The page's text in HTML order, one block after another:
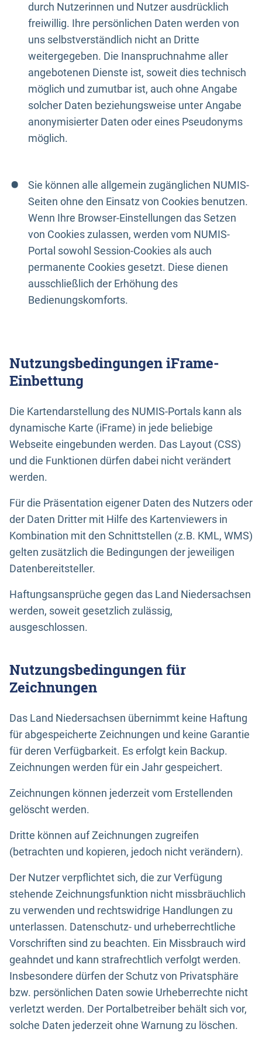
durch Nutzerinnen und Nutzer ausdrücklich
freiwillig. Ihre persönlichen Daten werden von
uns selbstverständlich nicht an Dritte
weitergegeben. Die Inanspruchnahme aller
angebotenen Dienste ist, soweit dies technisch
möglich und zumutbar ist, auch ohne Angabe
solcher Daten beziehungsweise unter Angabe
anonymisierter Daten oder eines Pseudonyms
möglich.
Sie können alle allgemein zugänglichen NUMIS-
Seiten ohne den Einsatz von Cookies benutzen.
Wenn Ihre Browser-Einstellungen das Setzen
von Cookies zulassen, werden vom NUMIS-
Portal sowohl Session-Cookies als auch
permanente Cookies gesetzt. Diese dienen
ausschließlich der Erhöhung des
Bedienungskomforts.
Nutzungsbedingungen iFrame-
Einbettung
Die Kartendarstellung des NUMIS-Portals kann als
dynamische Karte (iFrame) in jede beliebige
Webseite eingebunden werden. Das Layout (CSS)
und die Funktionen dürfen dabei nicht verändert
werden.
Für die Präsentation eigener Daten des Nutzers oder
der Daten Dritter mit Hilfe des Kartenviewers in
Kombination mit den Schnittstellen (z.B. KML, WMS)
gelten zusätzlich die Bedingungen der jeweiligen
Datenbereitsteller.
Haftungsansprüche gegen das Land Niedersachsen
werden, soweit gesetzlich zulässig,
ausgeschlossen.
Nutzungsbedingungen für
Zeichnungen
Das Land Niedersachsen übernimmt keine Haftung
für abgespeicherte Zeichnungen und keine Garantie
für deren Verfügbarkeit. Es erfolgt kein Backup.
Zeichnungen werden für ein Jahr gespeichert.
Zeichnungen können jederzeit vom Erstellenden
gelöscht werden.
Dritte können auf Zeichnungen zugreifen
(betrachten und kopieren, jedoch nicht verändern).
Der Nutzer verpflichtet sich, die zur Verfügung
stehende Zeichnungsfunktion nicht missbräuchlich
zu verwenden und rechtswidrige Handlungen zu
unterlassen. Datenschutz- und urheberrechtliche
Vorschriften sind zu beachten. Ein Missbrauch wird
geahndet und kann strafrechtlich verfolgt werden.
Insbesondere dürfen der Schutz von Privatsphäre
bzw. persönlichen Daten sowie Urheberrechte nicht
verletzt werden. Der Portalbetreiber behält sich vor,
solche Daten jederzeit ohne Warnung zu löschen.